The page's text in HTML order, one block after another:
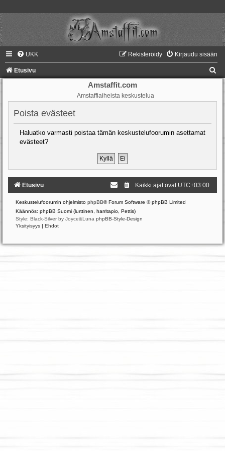
UKK Kirjaudu sisään
Rekisteröidy
Etusivu
Amstaffit.com
Amstaffiaiheista keskustelua
Poista evästeet
Haluatko varmasti poistaa tämän keskustelufoorumin asettamat
evästeet?
Etusivu Kaikki ajat ovat UTC+03:00
Keskustelufoorumin ohjelmisto phpBB® Forum Software © phpBB Limited
Käännös: phpBB Suomi (lurttinen, harritapio, Pettis)
Style: Black-Silver by Joyce&Luna phpBB-Style-Design
Yksityisyys | Ehdot